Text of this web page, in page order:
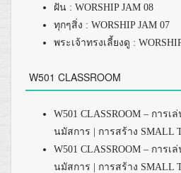
ฝัน : WORSHIP JAM 08
ทุกๆสิ่ง : WORSHIP JAM 07
พระเจ้าทรงเลี้ยงดู :
W501 CLASSROOM
W501 CLASSROOM – การ
นมัสการ | การสร้าง SMALL
W501 CLASSROOM – การ
นมัสการ | การสร้าง SMALL